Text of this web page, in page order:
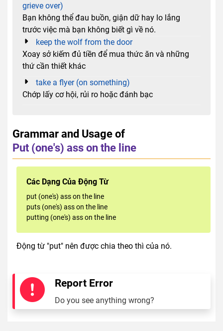
grieve over)
Bạn không thể đau buồn, giận dữ hay lo lắng
trước việc mà bạn không biết gì về nó.
keep the wolf from the door
Xoay sở kiếm đủ tiền để mua thức ăn và những
thứ cần thiết khác
take a flyer (on something)
Chớp lấy cơ hội, rủi ro hoặc đánh bạc
Grammar and Usage of
Put (one's) ass on the line
Các Dạng Của Động Từ
put (one's) ass on the line
puts (one's) ass on the line
putting (one's) ass on the line
Động từ "put" nên được chia theo thì của nó.
Report Error
Do you see anything wrong?